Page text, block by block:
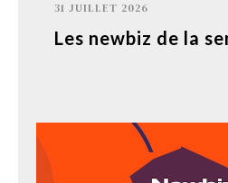
31 JUILLET 2026
Les newbiz de la